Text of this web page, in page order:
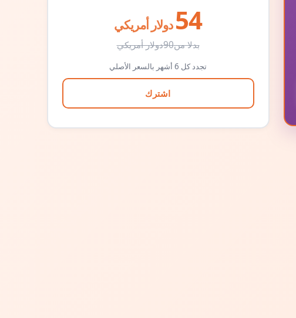
54 دولار أمريكي
بدلا من90دولار أمريكي
تجدد كل 6 أشهر بالسعر الأصلي
اشترك